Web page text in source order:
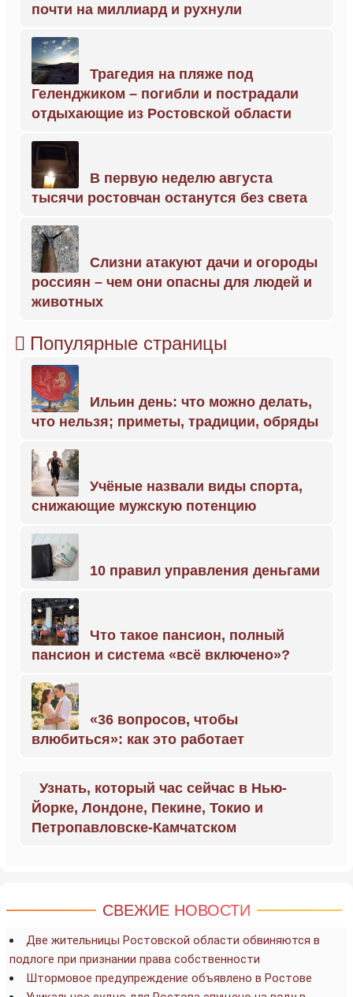
почти на миллиард и рухнули
Трагедия на пляже под
Геленджиком – погибли и пострадали
отдыхающие из Ростовской области
В первую неделю августа
тысячи ростовчан останутся без света
Слизни атакуют дачи и огороды
россиян – чем они опасны для людей и
животных
Популярные страницы
Ильин день: что можно делать,
что нельзя; приметы, традиции, обряды
Учёные назвали виды спорта,
снижающие мужскую потенцию
10 правил управления деньгами
Что такое пансион, полный
пансион и система «всё включено»?
«36 вопросов, чтобы
влюбиться»: как это работает
Узнать, который час сейчас в Нью-
Йорке, Лондоне, Пекине, Токио и
Петропавловске-Камчатском
СВЕЖИЕ НОВОСТИ
Две жительницы Ростовской области обвиняются в
подлоге при признании права собственности
Штормовое предупреждение объявлено в Ростове